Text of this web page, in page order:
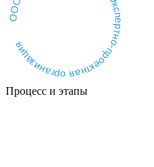
Процесс и этапы